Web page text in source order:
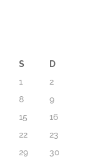
S
D
1
2
8
9
15
16
22
23
29 30